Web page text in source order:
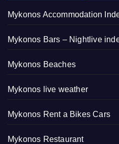
Mykonos Accommodation
Mykonos Bars – Nightlive
Mykonos Beaches
Mykonos live weather
Mykonos Rent a Bikes Cars
Mykonos Restaurant